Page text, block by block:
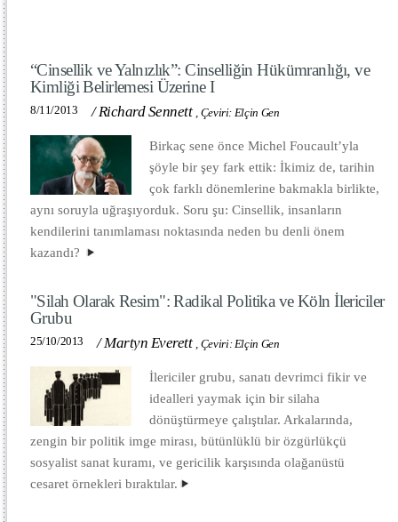
“Cinsellik ve Yalnızlık”: Cinselliğin Hükümranlığı, ve
Kimliği Belirlemesi Üzerine I
8/11/2013 /Richard Sennett , Çeviri: Elçin Gen
Birkaç sene önce Michel Foucault’yla
şöyle bir şey fark ettik: İkimiz de, tarihin
çok farklı dönemlerine bakmakla birlikte,
aynı soruyla uğraşıyorduk. Soru şu: Cinsellik, insanların
kendilerini tanımlaması noktasında neden bu denli önem
kazandı?
"Silah Olarak Resim": Radikal Politika ve Köln İlericiler
Grubu
25/10/2013 /Martyn Everett , Çeviri: Elçin Gen
İlericiler grubu, sanatı devrimci fikir ve
idealleri yaymak için bir silaha
dönüştürmeye çalıştılar. Arkalarında,
zengin bir politik imge mirası, bütünlüklü bir özgürlükçü
sosyalist sanat kuramı, ve gericilik karşısında olağanüstü
cesaret örnekleri bıraktılar.